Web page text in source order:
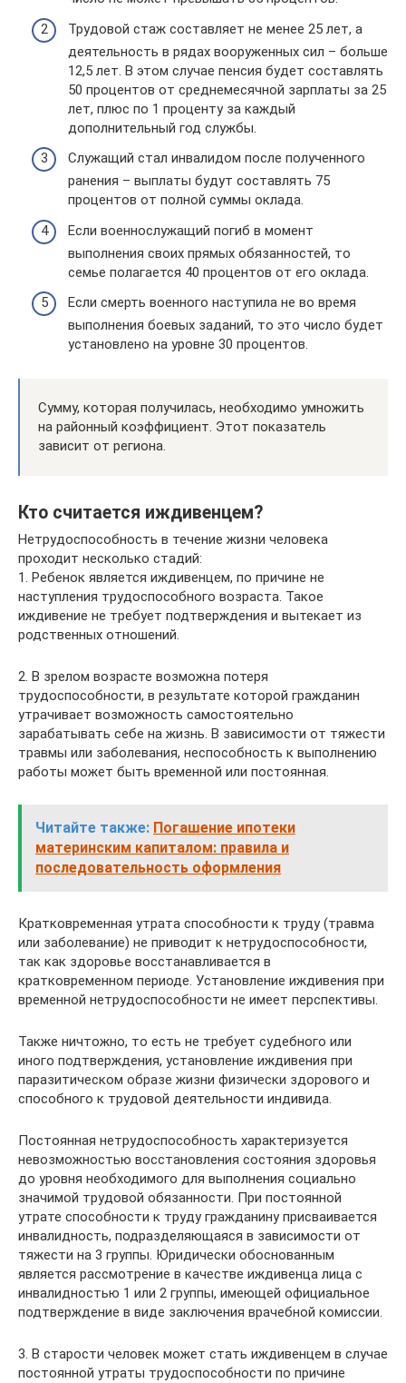
Трудовой стаж составляет не менее 25 лет, а
деятельность в рядах вооруженных сил – больше
12,5 лет. В этом случае пенсия будет составлять
50 процентов от среднемесячной зарплаты за 25
лет, плюс по 1 проценту за каждый
дополнительный год службы.
Служащий стал инвалидом после полученного
ранения – выплаты будут составлять 75
процентов от полной суммы оклада.
Если военнослужащий погиб в момент
выполнения своих прямых обязанностей, то
семье полагается 40 процентов от его оклада.
Если смерть военного наступила не во время
выполнения боевых заданий, то это число будет
установлено на уровне 30 процентов.
Сумму, которая получилась, необходимо умножить
на районный коэффициент. Этот показатель
зависит от региона.
Кто считается иждивенцем?
Нетрудоспособность в течение жизни человека
проходит несколько стадий:
1. Ребенок является иждивенцем, по причине не
наступления трудоспособного возраста. Такое
иждивение не требует подтверждения и вытекает из
родственных отношений.
2. В зрелом возрасте возможна потеря
трудоспособности, в результате которой гражданин
утрачивает возможность самостоятельно
зарабатывать себе на жизнь. В зависимости от тяжести
травмы или заболевания, неспособность к выполнению
работы может быть временной или постоянная.
Читайте также: Погашение ипотеки
материнским капиталом: правила и
последовательность оформления
Кратковременная утрата способности к труду (травма
или заболевание) не приводит к нетрудоспособности,
так как здоровье восстанавливается в
кратковременном периоде. Установление иждивения при
временной нетрудоспособности не имеет перспективы.
Также ничтожно, то есть не требует судебного или
иного подтверждения, установление иждивения при
паразитическом образе жизни физически здорового и
способного к трудовой деятельности индивида.
Постоянная нетрудоспособность характеризуется
невозможностью восстановления состояния здоровья
до уровня необходимого для выполнения социально
значимой трудовой обязанности. При постоянной
утрате способности к труду гражданину присваивается
инвалидность, подразделяющаяся в зависимости от
тяжести на 3 группы. Юридически обоснованным
является рассмотрение в качестве иждивенца лица с
инвалидностью 1 или 2 группы, имеющей официальное
подтверждение в виде заключения врачебной комиссии.
3. В старости человек может стать иждивенцем в случае
постоянной утраты трудоспособности по причине